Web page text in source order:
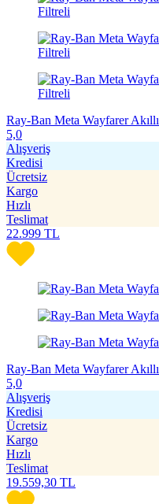
Ray-Ban Meta Wayfarer
5,0
Alışveriş
Kredisi
Ücretsiz
Kargo
Hızlı
Teslimat
22.999 TL
Ray-Ban Meta Wayfarer
5,0
Alışveriş
Kredisi
Ücretsiz
Kargo
Hızlı
Teslimat
19.559,30 TL